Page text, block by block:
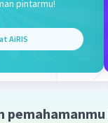
kasus tersebut,
antara
pintarmu!
AiRIS